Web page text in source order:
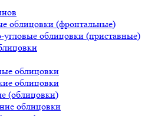
облицовки (фронтальные)
угловые облицовки (приставные)
облицовки
облицовки
(облицовки)
облицовки